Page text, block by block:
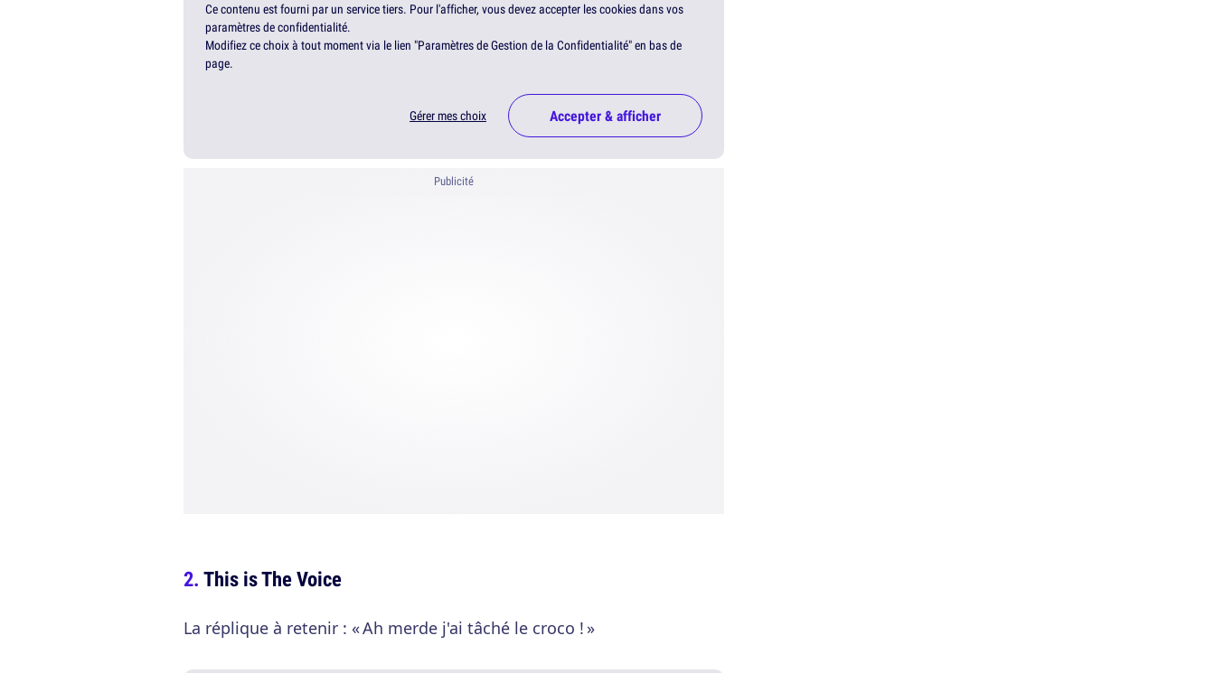
Ce contenu est fourni par un service tiers. Pour l'afficher, vous devez accepter les cookies dans vos
paramètres de confidentialité.
Modifiez ce choix à tout moment via le lien "Paramètres de Gestion de la Confidentialité" en bas de
page.
Gérer mes choix Accepter & afficher
Publicité
This is The Voice
La réplique à retenir : « Ah merde j'ai tâché le croco ! »